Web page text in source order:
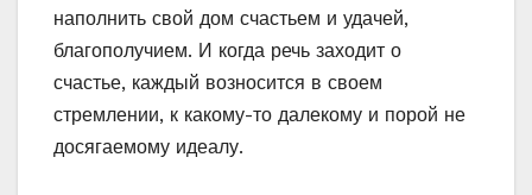
наполнить свой дом счастьем и удачей,
благополучием. И когда речь заходит о
счастье, каждый возносится в своем
стремлении, к какому-то далекому и порой не
досягаемому идеалу.